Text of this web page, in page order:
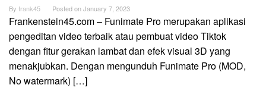
By frank45 Posted onJanuary 7, 2023
Frankenstein45.com – Funimate Pro merupakan aplikasi
pengeditan video terbaik atau pembuat video Tiktok
dengan fitur gerakan lambat dan efek visual 3D yang
menakjubkan. Dengan mengunduh Funimate Pro (MOD,
No watermark) […]